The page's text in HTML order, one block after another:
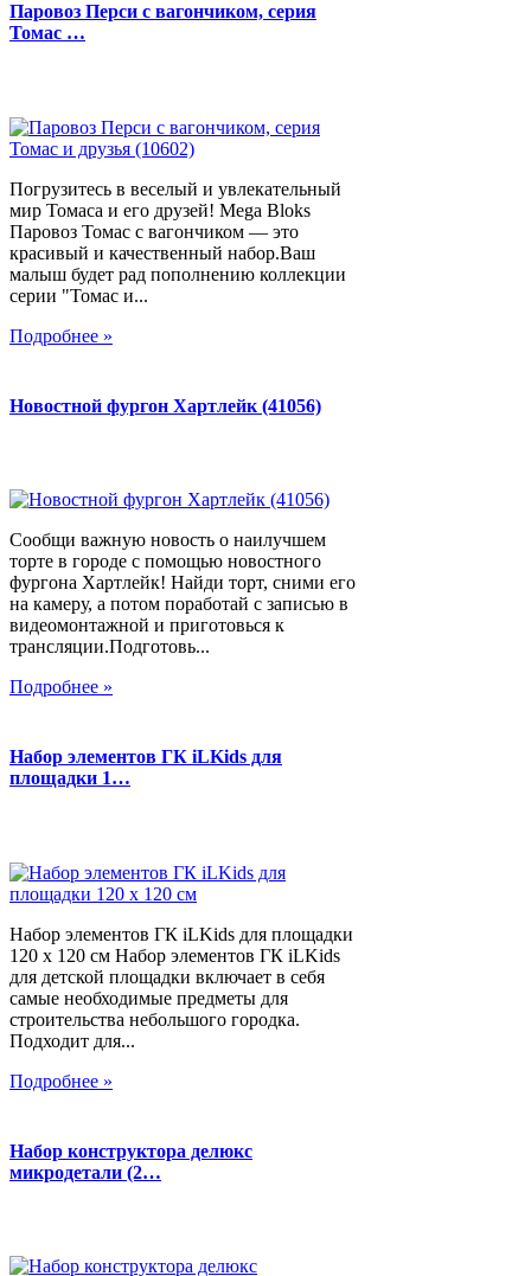
Паровоз Перси с вагончиком, серия
Томас …
Погрузитесь в веселый и увлекательный
мир Томаса и его друзей! Mega Bloks
Паровоз Томас с вагончиком — это
красивый и качественный набор.Ваш
малыш будет рад пополнению коллекции
серии "Томас и...
Подробнее »
Новостной фургон Хартлейк (41056)
Сообщи важную новость о наилучшем
торте в городе с помощью новостного
фургона Хартлейк! Найди торт, сними его
на камеру, а потом поработай с записью в
видеомонтажной и приготовься к
трансляции.Подготовь...
Подробнее »
Набор элементов ГК iLKids для
площадки 1…
Набор элементов ГК iLKids для площадки
120 х 120 см Набор элементов ГК iLKids
для детской площадки включает в себя
самые необходимые предметы для
строительства небольшого городка.
Подходит для...
Подробнее »
Набор конструктора делюкс
микродетали (2…